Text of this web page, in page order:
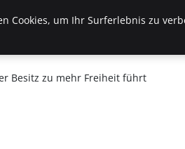
Besitz zu mehr Freiheit führt
Cookies, um Ihr Surferlebnis zu